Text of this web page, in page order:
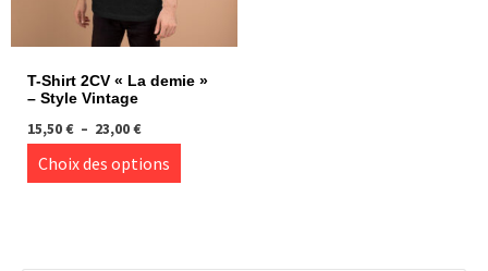
produit
T-Shirt 2CV « La demie »
– Style Vintage
15,50€ – 23,00€Plage
de
prix :
15,50 €
Choix des options